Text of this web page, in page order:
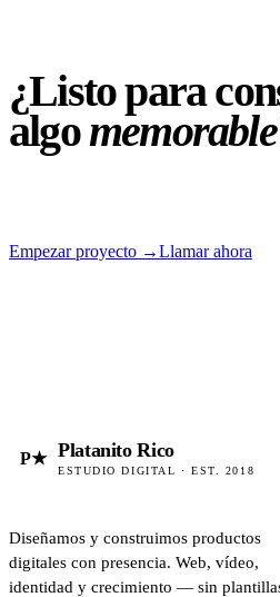
¿Listo para
algo
Empezar proyecto →Llamar ahora
P★ Platanito Rico
ESTUDIO DIGITAL · EST. 2018
Diseñamos y construimos productos
digitales con presencia. Web, vídeo,
identidad y crecimiento — sin